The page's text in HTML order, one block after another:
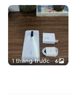
1 tháng trước 6